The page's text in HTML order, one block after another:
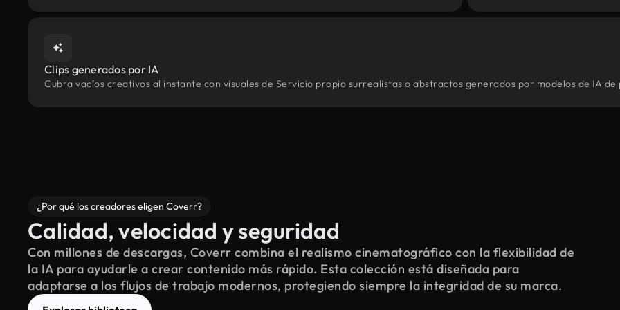
Clips generados por IA
Cubra vacíos creativos al instante con visuales de Servicio propio surrealistas o abstractos generados por modelos de IA
¿Por qué los creadores eligen Coverr?
Calidad, velocidad y seguridad
Con millones de descargas, Coverr combina el realismo cinematográfico con la flexibilidad de
la IA para ayudarle a crear contenido más rápido. Esta colección está diseñada para
adaptarse a los flujos de trabajo modernos, protegiendo siempre la integridad de su marca.